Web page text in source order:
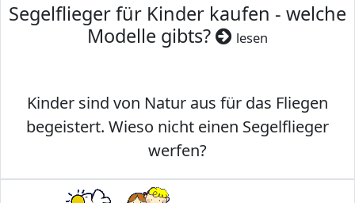
Segelflieger für Kinder kaufen - welche
Modelle gibts?
lesen
Kinder sind von Natur aus für das Fliegen
begeistert. Wieso nicht einen Segelflieger
werfen?